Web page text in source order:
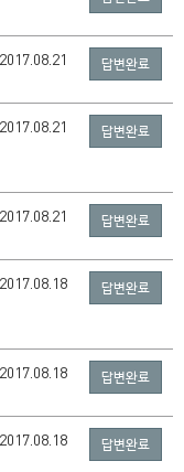
2017.08.21 답변완료
2017.08.21 답변완료
2017.08.21 답변완료
2017.08.18 답변완료
2017.08.18 답변완료
2017.08.18 답변완료